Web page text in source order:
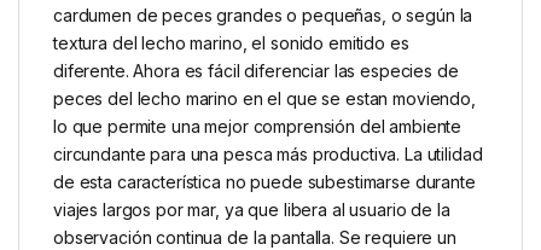
cardumen de peces grandes o pequeñas, o según la
textura del lecho marino, el sonido emitido es
diferente. Ahora es fácil diferenciar las especies de
peces del lecho marino en el que se estan moviendo,
lo que permite una mejor comprensión del ambiente
circundante para una pesca más productiva. La utilidad
de esta característica no puede subestimarse durante
viajes largos por mar, ya que libera al usuario de la
observación continua de la pantalla. Se requiere un